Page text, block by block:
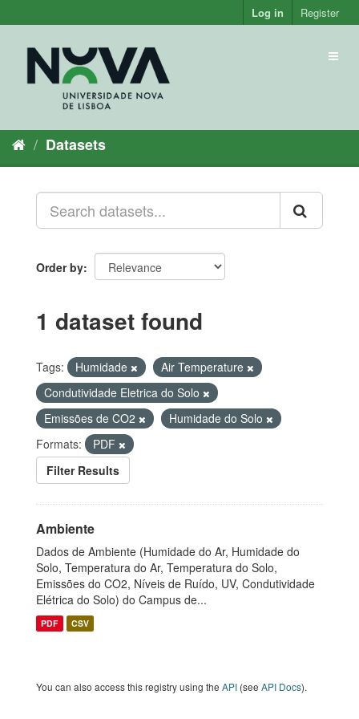
to
Log in Register
Datasets
Order by
1 dataset found
Tags: Humidade
Air Temperature
Condutividade Eletrica do Solo
Emissões de CO2
Humidade do Solo
Formats:
PDF
Filter Results
Ambiente
Dados de Ambiente (Humidade do Ar, Humidade do
Solo, Temperatura do Ar, Temperatura do Solo,
Emissões do CO2, Níveis de Ruído, UV, Condutividade
Elétrica do Solo) do Campus de...
PDF CSV
You can also access this registry using the API (see API Docs).